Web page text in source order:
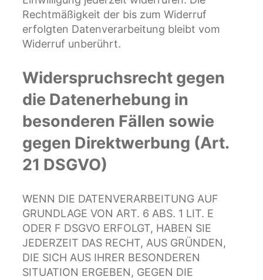
Rechtmäßigkeit der bis zum Widerruf
erfolgten Datenverarbeitung bleibt vom
Widerruf unberührt.
Widerspruchsrecht gegen
die Datenerhebung in
besonderen Fällen sowie
gegen Direktwerbung (Art.
21 DSGVO)
WENN DIE DATENVERARBEITUNG AUF
GRUNDLAGE VON ART. 6 ABS. 1 LIT. E
ODER F DSGVO ERFOLGT, HABEN SIE
JEDERZEIT DAS RECHT, AUS GRÜNDEN,
DIE SICH AUS IHRER BESONDEREN
SITUATION ERGEBEN, GEGEN DIE